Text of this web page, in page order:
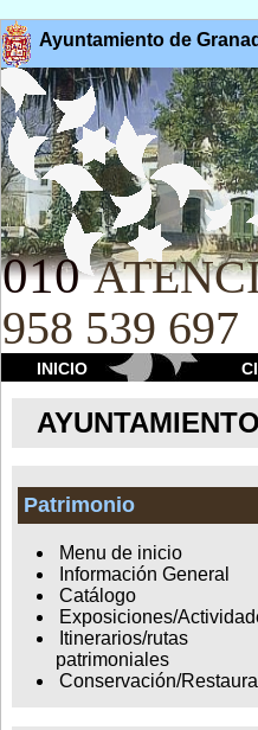
Ayuntamiento de
010
958 539 697
INICIO
AYUNTAMIENTO
Patrimonio
Menu de inicio
Información General
Catálogo
Exposiciones/
Itinerarios/rutas
patrimoniales
Conservación/